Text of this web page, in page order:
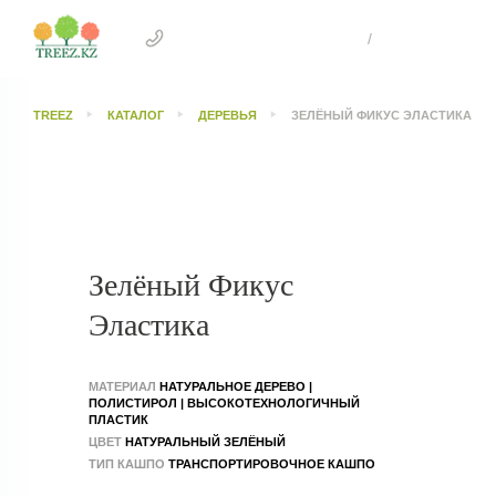
/
TREEZ КАТАЛОГ ДЕРЕВЬЯ ЗЕЛЁНЫЙ ФИКУС ЭЛАСТИКА
Зелёный Фикус
Эластика
МАТЕРИАЛ НАТУРАЛЬНОЕ ДЕРЕВО |
ПОЛИСТИРОЛ | ВЫСОКОТЕХНОЛОГИЧНЫЙ
ПЛАСТИК
ЦВЕТ НАТУРАЛЬНЫЙ ЗЕЛЁНЫЙ
ТИП КАШПО ТРАНСПОРТИРОВОЧНОЕ КАШПО